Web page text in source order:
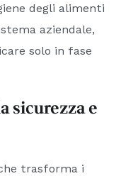
degli alimenti
aziendale,
solo in fase
sicurezza e
trasforma i